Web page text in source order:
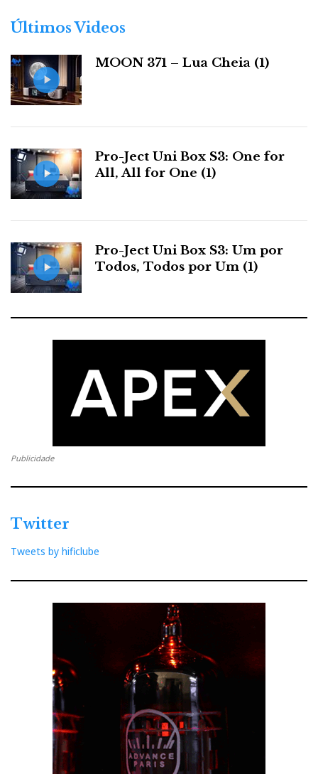
r
s
Últimos Videos
MOON 371 – Lua Cheia (1)
Pro-Ject Uni Box S3: One for
All, All for One (1)
Pro-Ject Uni Box S3: Um por
Todos, Todos por Um (1)
Publicidade
Twitter
Tweets by hificlube